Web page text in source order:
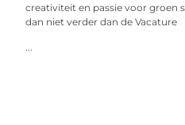
creativiteit en passie voor groen
dan niet verder dan de Vacature
...